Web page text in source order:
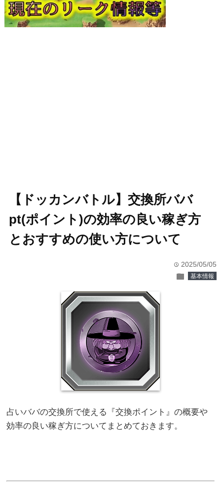
【ドッカンバトル】交換所ババ
pt(ポイント)の効率の良い稼ぎ方
とおすすめの使い方について
time 2025/05/05
folder 基本情報
占いババの交換所で使える『交換ポイント』の概要や
効率の良い稼ぎ方についてまとめておきます。